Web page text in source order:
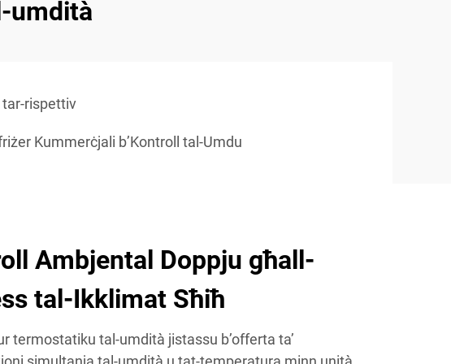
umdità
tar-rispettiv
Kummerċjali b’Kontroll tal-Umdu
Ambjental Doppju għall-
tal-Ikklimat Sħiħ
termostatiku tal-umdità jistassu b’offerta ta’